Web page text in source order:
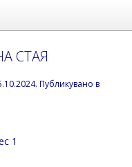
СТАЯ
. Публикувано в
1